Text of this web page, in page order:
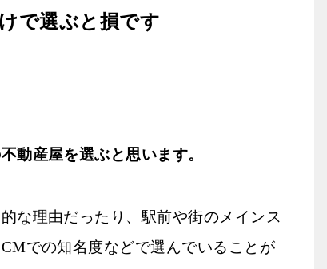
で選ぶと損です
動産屋を選ぶと思います。
な理由だったり、駅前や街のメインス
での知名度などで選んでいることが